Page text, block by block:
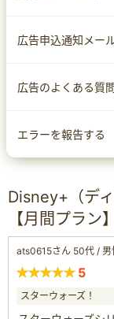
広告申込通知メー
広告のよくある質
エラーを報告する
Disney+（デ
【月間プラン
ats0615さん 50代 / 男
5
スターウォーズ！